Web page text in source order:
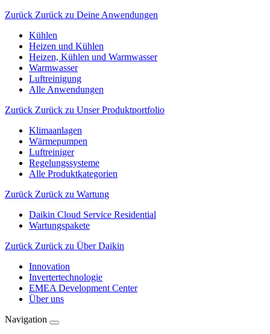
Zurück Zurück zu Deine Anwendungen
Kühlen
Heizen und Kühlen
Heizen, Kühlen und Warmwasser
Warmwasser
Luftreinigung
Alle Anwendungen
Zurück Zurück zu Unser Produktportfolio
Klimaanlagen
Wärmepumpen
Luftreiniger
Regelungssysteme
Alle Produktkategorien
Zurück Zurück zu Wartung
Daikin Cloud Service Residential
Wartungspakete
Zurück Zurück zu Über Daikin
Innovation
Invertertechnologie
EMEA Development Center
Über uns
Navigation